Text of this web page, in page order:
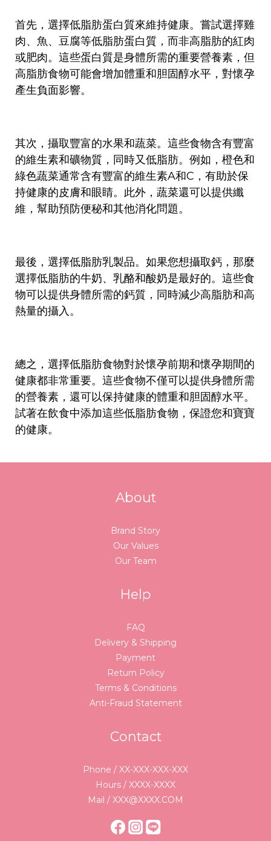
首先，選擇低脂肪蛋白質來維持健康。嘗試選擇雞
肉、魚、豆腐等低脂肪蛋白質，而非高脂肪的紅肉
或肥肉。這些蛋白質是身體所需的重要營養素，但
高脂肪食物可能會增加體重和胆固醇水平，對懷孕
產生負面影響。
其次，攝取豐富的水果和蔬菜。這些食物含有豐富
的維生素和礦物質，同時又低脂肪。例如，橙色和
綠色蔬菜通常含有豐富的維生素A和C，有助於保
持健康的皮膚和眼睛。此外，蔬菜還可以提供纖
維，幫助預防便秘和其他消化問題。
最後，選擇低脂肪乳製品。如果您想攝取鈣，那麼
選擇低脂肪的牛奶、乳酪和酸奶是最好的。這些食
物可以提供身體所需的鈣質，同時減少高脂肪和高
熱量的攝入。
總之，選擇低脂肪食物對於懷孕前期和懷孕期間的
健康都非常重要。這些食物不僅可以提供身體所需
的營養素，還可以保持健康的體重和胆固醇水平。
試著在飲食中添加這些低脂肪食物，保證您和寶寶
的健康。
About
Brand Story
Our Values
Our Team
Help
FAQ
Delivery & Shipping
Payment
Return Policy
Terms & Conditions
Anti-Fraud Statement
Contact
Phone / XX-XXX-XXX-XXX
Hours / XXXX-XXXX
Mail / XXX@XXXX.COM